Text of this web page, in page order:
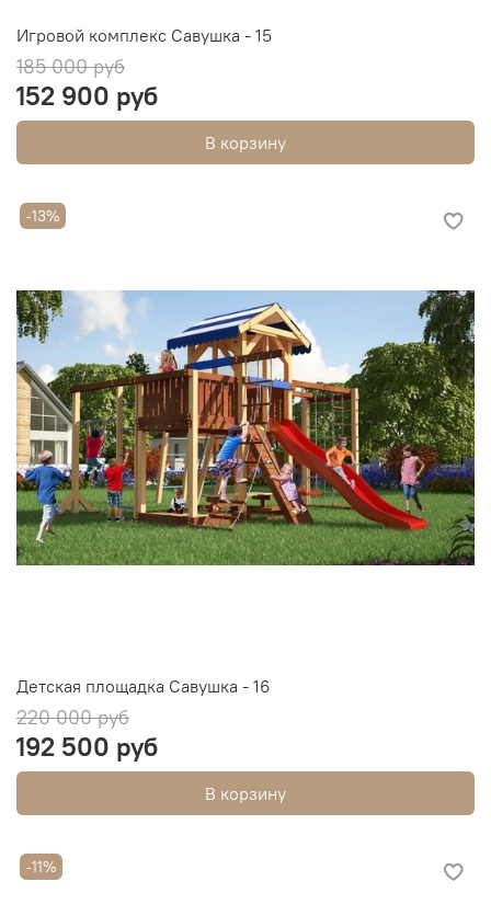
Игровой комплекс Савушка - 15
185 000 руб
152 900 руб
В корзину
-13%
Детская площадка Савушка - 16
220 000 руб
192 500 руб
В корзину
-11%